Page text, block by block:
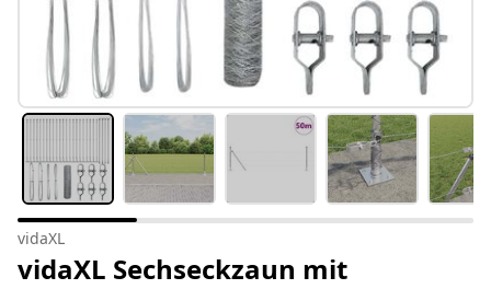
vidaXL
vidaXL Sechseckzaun mit